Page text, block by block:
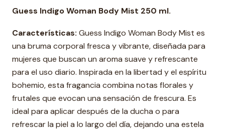
Guess Indigo Woman Body Mist 250 ml.
Características: Guess Indigo Woman Body Mist es
una bruma corporal fresca y vibrante, diseñada para
mujeres que buscan un aroma suave y refrescante
para el uso diario. Inspirada en la libertad y el espíritu
bohemio, esta fragancia combina notas florales y
frutales que evocan una sensación de frescura. Es
ideal para aplicar después de la ducha o para
refrescar la piel a lo largo del día, dejando una estela